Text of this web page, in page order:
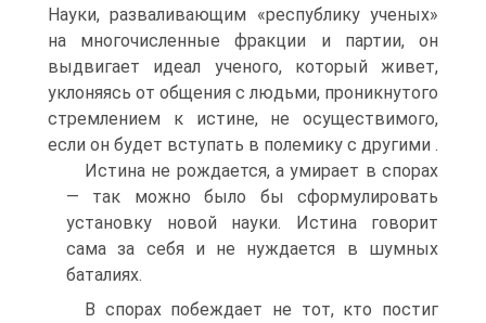
Науки, разваливающим «республику ученых»
на многочисленные фракции и партии, он
выдвигает идеал ученого, который живет,
уклоняясь от общения с людьми, проникнутого
стремлением к истине, не осуществимого,
если он будет вступать в полемику с другими .
Истина не рождается, а умирает в спорах
— так можно было бы сформулировать
установку новой науки. Истина говорит
сама за себя и не нуждается в шумных
баталиях.
В спорах побеждает не тот, кто постиг